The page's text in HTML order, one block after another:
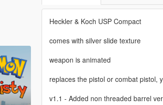
Heckler & Koch USP Compact
comes with silver slide texture
weapon is animated
replaces the pistol or combat pistol,
v1.1 - Added non threaded barrel